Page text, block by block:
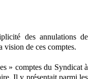
des annulations de
vision de ces comptes.
» comptes du Syndicat à
Il y présentait parmi les